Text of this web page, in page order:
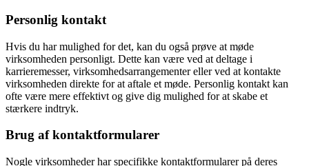
Personlig kontakt
Hvis du har mulighed for det, kan du også prøve at møde
virksomheden personligt. Dette kan være ved at deltage i
karrieremesser, virksomhedsarrangementer eller ved at kontakte
virksomheden direkte for at aftale et møde. Personlig kontakt kan
ofte være mere effektivt og give dig mulighed for at skabe et
stærkere indtryk.
Brug af kontaktformularer
Nogle virksomheder har specifikke kontaktformularer på deres